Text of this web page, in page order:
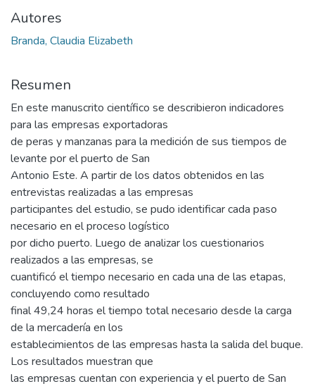
Autores
Branda, Claudia Elizabeth
Resumen
En este manuscrito científico se describieron indicadores
para las empresas exportadoras
de peras y manzanas para la medición de sus tiempos de
levante por el puerto de San
Antonio Este. A partir de los datos obtenidos en las
entrevistas realizadas a las empresas
participantes del estudio, se pudo identificar cada paso
necesario en el proceso logístico
por dicho puerto. Luego de analizar los cuestionarios
realizados a las empresas, se
cuantificó el tiempo necesario en cada una de las etapas,
concluyendo como resultado
final 49,24 horas el tiempo total necesario desde la carga
de la mercadería en los
establecimientos de las empresas hasta la salida del buque.
Los resultados muestran que
las empresas cuentan con experiencia y el puerto de San